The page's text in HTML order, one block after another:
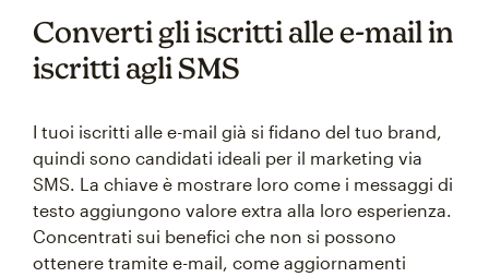
Converti gli iscritti alle e-mail in
iscritti agli SMS
I tuoi iscritti alle e-mail già si fidano del tuo brand,
quindi sono candidati ideali per il marketing via
SMS. La chiave è mostrare loro come i messaggi di
testo aggiungono valore extra alla loro esperienza.
Concentrati sui benefici che non si possono
ottenere tramite e-mail, come aggiornamenti